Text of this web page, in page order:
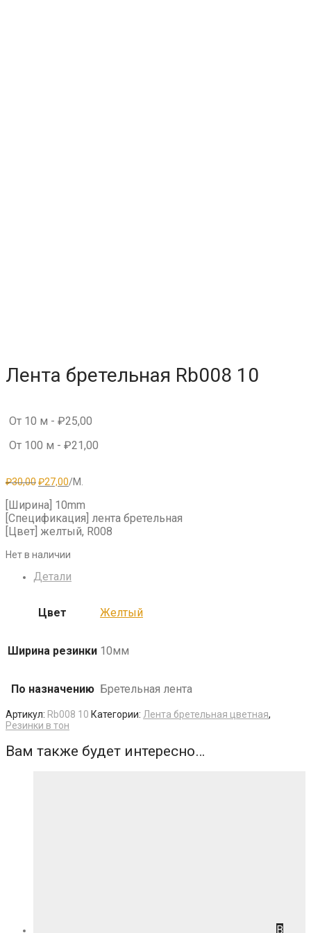
Лента бретельная Rb008 10
От 10 м - ₽25,00
От 100 м - ₽21,00
₽30,00Первоначальная
составляла
₽30,00.
₽27,00Текущая
₽27,00.
/М.
[Ширина] 10mm
[Спецификация] лента бретельная
[Цвет] желтый, R008
Нет в наличии
Детали
Цвет Желтый
Ширина резинки 10мм
По назначению Бретельная лента
Артикул: Rb008 10 Категории: Лента бретельная цветная,
Резинки в тон
Вам также будет интересно…
В